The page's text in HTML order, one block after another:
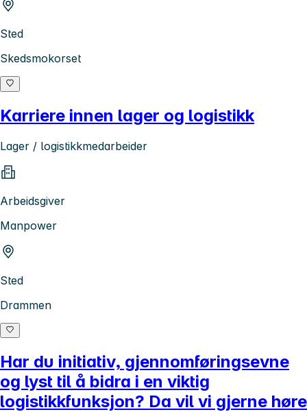
Sted
Skedsmokorset
Karriere innen lager og logistikk
Lager / logistikkmedarbeider
Arbeidsgiver
Manpower
Sted
Drammen
Har du initiativ, gjennomføringsevne
og lyst til å bidra i en viktig
logistikkfunksjon? Da vil vi gjerne høre